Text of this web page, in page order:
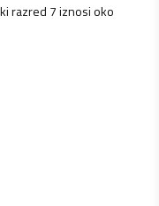
razred 7 iznosi oko